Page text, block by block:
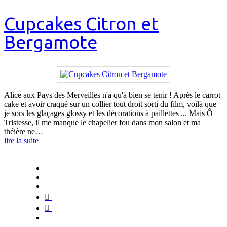
Cupcakes Citron et
Bergamote
Alice aux Pays des Merveilles n'a qu'à bien se tenir ! Après le carrot
cake et avoir craqué sur un collier tout droit sorti du film, voilà que
je sors les glaçages glossy et les décorations à paillettes ... Mais Ô
Tristesse, il me manque le chapelier fou dans mon salon et ma
théière ne…
lire la suite